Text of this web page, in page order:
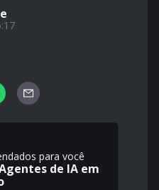
para você
de IA em